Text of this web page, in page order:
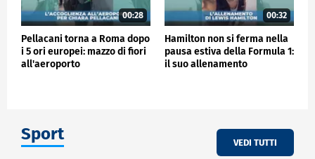
00:28
Pellacani torna a Roma dopo
i 5 ori europei: mazzo di fiori
all'aeroporto
00:32
Hamilton non si ferma nella
pausa estiva della Formula 1:
il suo allenamento
Sport VEDI TUTTI